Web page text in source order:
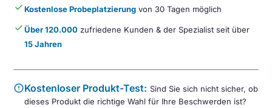
doneKostenlose Probeplatzierung von 30 Tagen möglich
doneÜber 120.000 zufriedene Kunden & der Spezialist seit über
15 Jahren
errorKostenloser Produkt-Test: Sind Sie sich nicht sicher, ob
dieses Produkt die richtige Wahl für Ihre Beschwerden ist?